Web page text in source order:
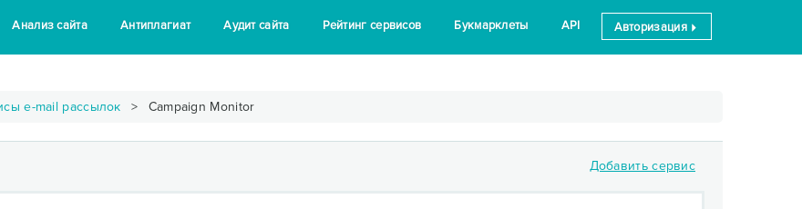
Анализ сайта Антиплагиат Аудит сайта Рейтинг сервисов Букмарклеты API Авторизация
e-mail рассылок Campaign Monitor
Добавить сервис